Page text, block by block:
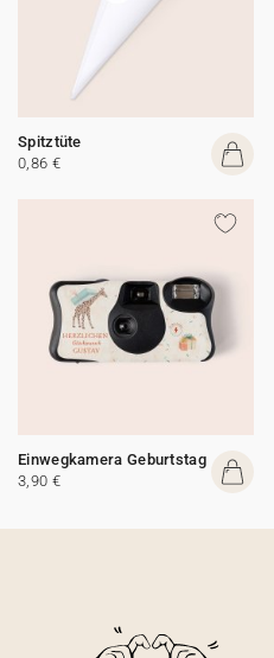
Spitztüte
0,86 €
Einwegkamera Geburtstag
3,90 €